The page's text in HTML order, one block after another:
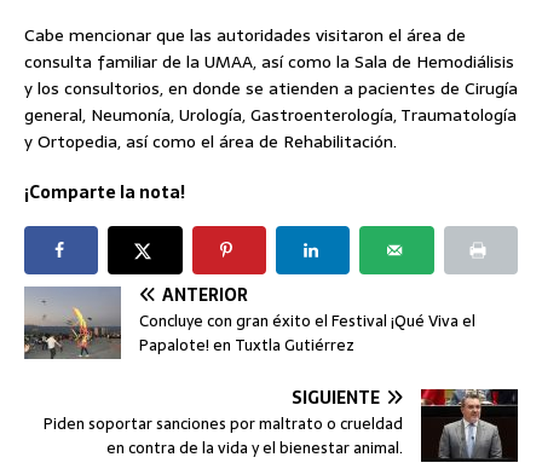
Cabe mencionar que las autoridades visitaron el área de
consulta familiar de la UMAA, así como la Sala de Hemodiálisis
y los consultorios, en donde se atienden a pacientes de Cirugía
general, Neumonía, Urología, Gastroenterología, Traumatología
y Ortopedia, así como el área de Rehabilitación.
¡Comparte la nota!
ANTERIOR
Concluye con gran éxito el Festival ¡Qué Viva el
Papalote! en Tuxtla Gutiérrez
SIGUIENTE
Piden soportar sanciones por maltrato o crueldad
en contra de la vida y el bienestar animal.